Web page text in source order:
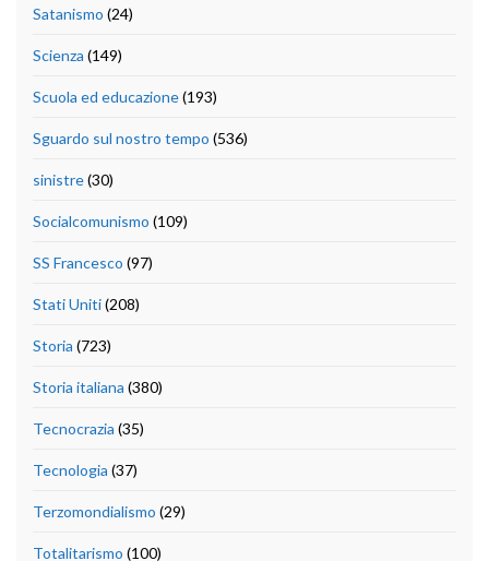
Satanismo (24)
Scienza (149)
Scuola ed educazione(193)
Sguardo sul nostro tempo (536)
sinistre(30)
Socialcomunismo (109)
SS Francesco (97)
Stati Uniti(208)
Storia (723)
Storia italiana (380)
Tecnocrazia (35)
Tecnologia (37)
Terzomondialismo (29)
Totalitarismo (100)